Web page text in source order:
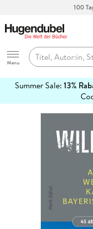
100
Hugendubel
Menu
Summer Sale: 13%
erfahren